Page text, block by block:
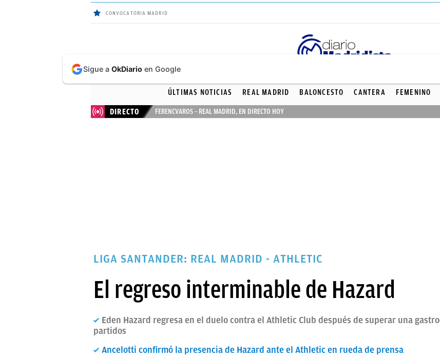
CONVOCATORIA MADRID
ÚLTIMAS
NOTICIAS
REAL
OKDIARIO
ÚLTIMAS NOTICIAS REAL MADRID BALONCESTO CANTERA FEMENINO
DIRECTO FERENCVAROS – REAL MADRID, EN DIRECTO HOY
LIGA SANTANDER: REAL MADRID - ATHLETIC
El regreso interminable de Hazard
Eden Hazard regresa en el duelo contra el Athletic Club después de superar una
partidos
Ancelotti confirmó la presencia de Hazard ante el Athletic en rueda de prensa
Sigue a OkDiario en Google